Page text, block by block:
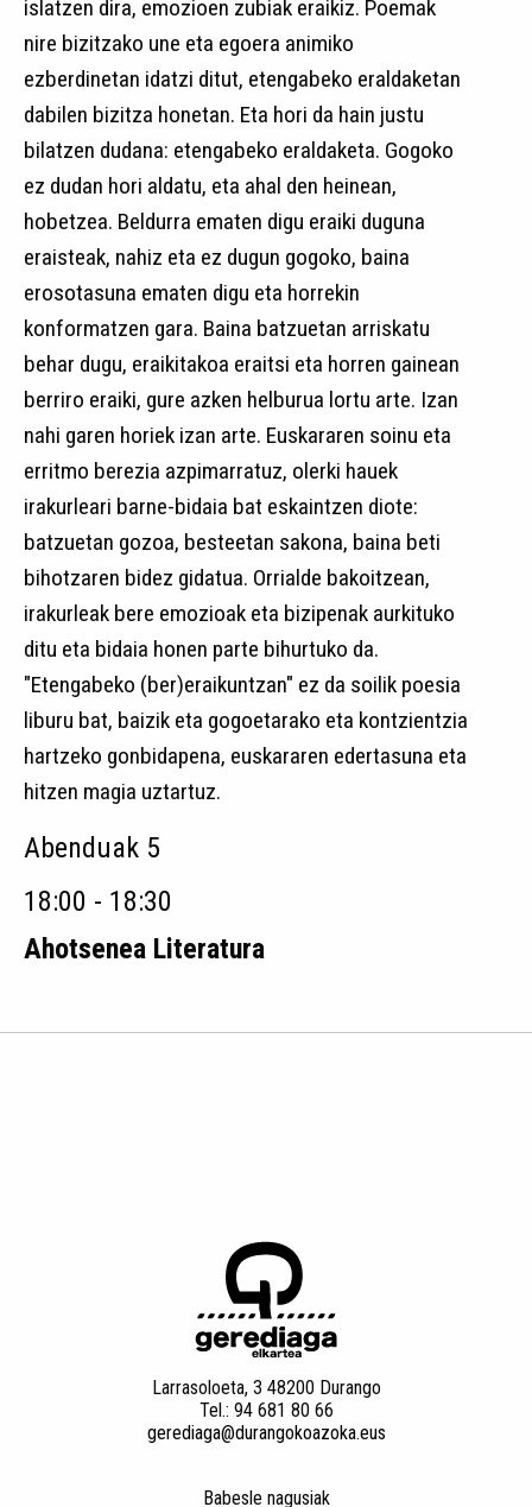
islatzen dira, emozioen zubiak eraikiz. Poemak
nire bizitzako une eta egoera animiko
ezberdinetan idatzi ditut, etengabeko eraldaketan
dabilen bizitza honetan. Eta hori da hain justu
bilatzen dudana: etengabeko eraldaketa. Gogoko
ez dudan hori aldatu, eta ahal den heinean,
hobetzea. Beldurra ematen digu eraiki duguna
eraisteak, nahiz eta ez dugun gogoko, baina
erosotasuna ematen digu eta horrekin
konformatzen gara. Baina batzuetan arriskatu
behar dugu, eraikitakoa eraitsi eta horren gainean
berriro eraiki, gure azken helburua lortu arte. Izan
nahi garen horiek izan arte. Euskararen soinu eta
erritmo berezia azpimarratuz, olerki hauek
irakurleari barne-bidaia bat eskaintzen diote:
batzuetan gozoa, besteetan sakona, baina beti
bihotzaren bidez gidatua. Orrialde bakoitzean,
irakurleak bere emozioak eta bizipenak aurkituko
ditu eta bidaia honen parte bihurtuko da.
"Etengabeko (ber)eraikuntzan" ez da soilik poesia
liburu bat, baizik eta gogoetarako eta kontzientzia
hartzeko gonbidapena, euskararen edertasuna eta
hitzen magia uztartuz.
Abenduak 5
18:00 - 18:30
Ahotsenea Literatura
Larrasoloeta, 3 48200 Durango
Tel.: 94 681 80 66
gerediaga@durangokoazoka.eus
Babesle nagusiak